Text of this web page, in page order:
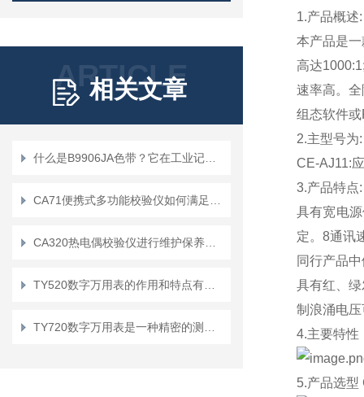
ARTICLE
相关文章
1.产品概述:
本产品是
高达
速率高。
组态软件
2.主型号为:
CE-AJ11:
3.产品特点:
具有宽电
定。8通讯
同行产品
具有红、
制浪涌电
4.主要特性
5.产品选型